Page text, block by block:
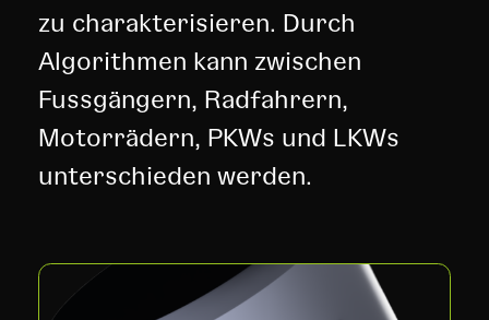
zu charakterisieren. Durch
Algorithmen kann zwischen
Fussgängern, Radfahrern,
Motorrädern, PKWs und LKWs
unterschieden werden.